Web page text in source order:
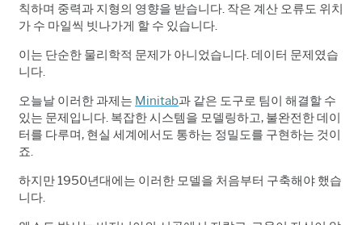
칙하며 중력과 지형의 영향을 받습니다. 작은 계산 오류도 위치
가 수 마일씩 빗나가게 할 수 있습니다.
이는 단순한 물리학적 문제가 아니었습니다. 데이터 문제였습
니다.
오늘날 이러한 과제는 Minitab과 같은 도구로 팀이 해결할 수
있는 문제입니다. 복잡한 시스템을 모델링하고, 불완전한 데이
터를 다루며, 현실 세계에서도 통하는 정밀도를 구현하는 것이
죠.
하지만 1950년대에는 이러한 모델을 처음부터 구축해야 했습
니다.